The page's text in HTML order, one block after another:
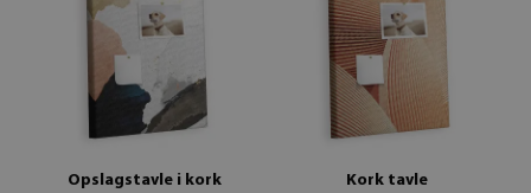
Opslagstavle i kork
Kork tavle